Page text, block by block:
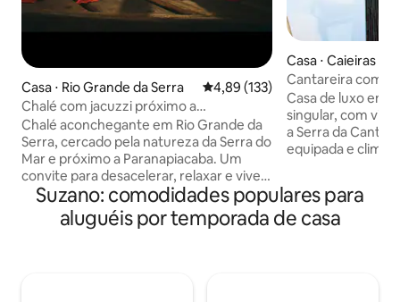
Casa ⋅ Rio Grande da Serra 4,89 de uma avaliação média de
4,89 (133)
Chalé com jacuzzi próximo a
Paranapiacaba
Chalé aconchegante em Rio Grande da
Serra, cercado pela natureza da Serra do
Mar e próximo a Paranapiacaba. Um
convite para desacelerar, relaxar e viver
momentos especiais a dois. Ambiente
tranquilo e cheio de charme, perfeito
para casais, lua de mel e datas
Casa ⋅ Caieiras
Cantareira com
natureza & luxo
Casa de luxo
singular, com
a Serra da
equipada e
churrasqueira.
com banheira
Suzano: comodidades populares para
aluguéis por temporada de casa